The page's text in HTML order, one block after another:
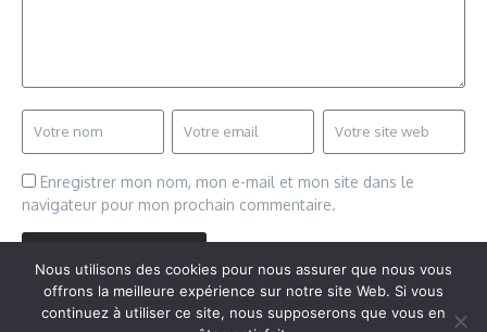
Enregistrer mon nom, mon e-mail et mon site dans le
navigateur pour mon prochain commentaire.
Nous utilisons des cookies pour nous assurer que nous vous
offrons la meilleure expérience sur notre site Web. Si vous
continuez à utiliser ce site, nous supposerons que vous en